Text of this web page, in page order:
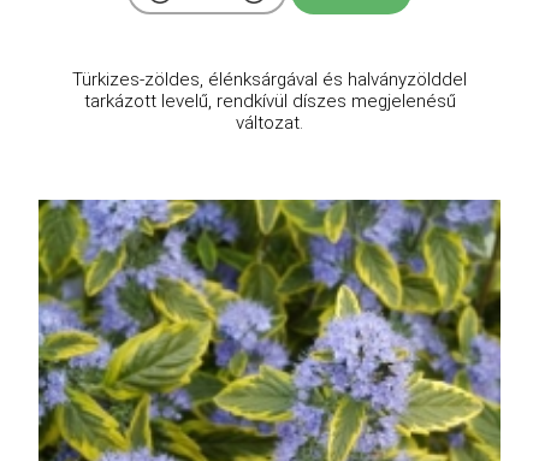
Türkizes-zöldes, élénksárgával és halványzölddel
tarkázott levelű, rendkívül díszes megjelenésű
változat.